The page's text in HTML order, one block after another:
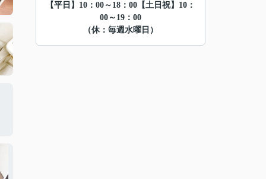
【平日】10：00～18：00【土日祝】10：
00～19：00
（休：毎週水曜日）